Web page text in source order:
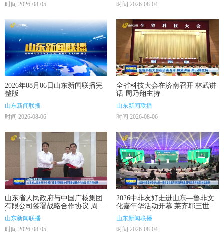
时间 2026-08-05
时间 2026-08-04
2026年08月06日山东新闻联播完
整版
山东新闻联播
时间 2026-08-06
全省科技大会在济南召开 林武讲
话 周乃翔主持
山东新闻联播
时间 2026-08-06
山东省人民政府与中国广核集团
有限公司签署战略合作协议 周乃
翔出席
山东新闻联播
时间 2026-08-05
2026中非友好走进山东—鲁非文
化嘉年华活动开幕 莱齐耶三世出
席 林武致辞
山东新闻联播
时间 2026-08-04